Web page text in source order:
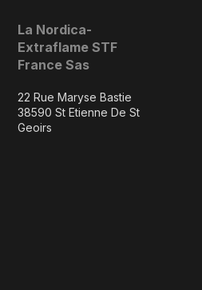
La Nordica-
Extraflame STF
France Sas
22 Rue Maryse Bastie
38590 St Etienne De St
Geoirs